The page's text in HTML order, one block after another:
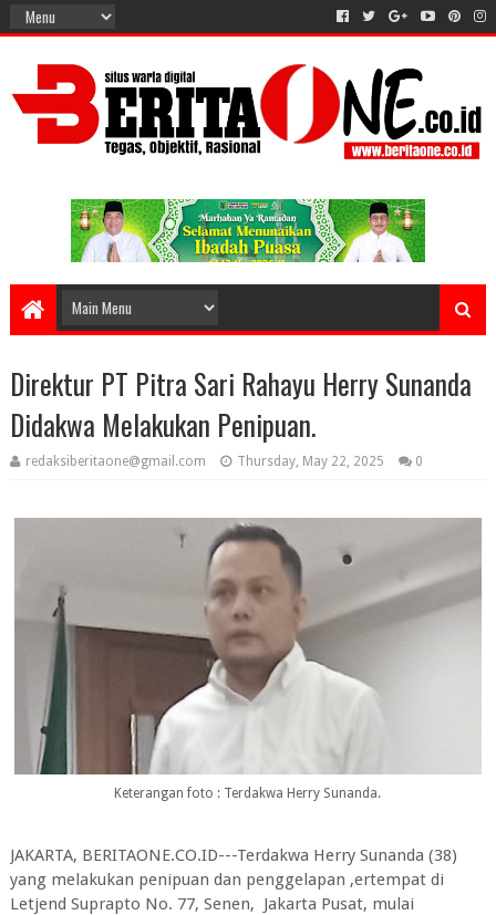
Direktur PT Pitra Sari Rahayu Herry Sunanda
Didakwa Melakukan Penipuan.
redaksiberitaone@gmail.com Thursday, May 22, 2025 0
Keterangan foto : Terdakwa Herry Sunanda.
JAKARTA, BERITAONE.CO.ID---Terdakwa Herry Sunanda (38)
yang melakukan penipuan dan penggelapan ,ertempat di
Letjend Suprapto No. 77, Senen, Jakarta Pusat, mulai